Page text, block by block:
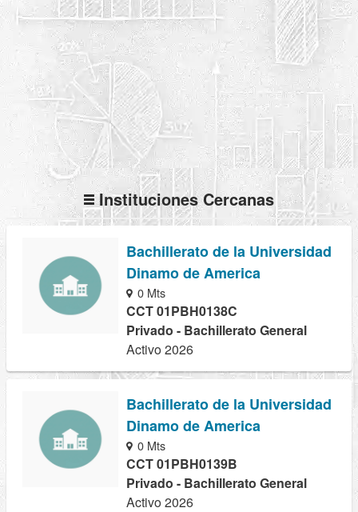
Instituciones Cercanas
Bachillerato de la Universidad
Dinamo de America
0 Mts
CCT 01PBH0138C
Privado - Bachillerato General
Activo 2026
Bachillerato de la Universidad
Dinamo de America
0 Mts
CCT 01PBH0139B
Privado - Bachillerato General
Activo 2026